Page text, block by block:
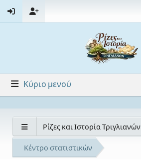
Κύριο μενού
Ρίζες και Ιστορία Τριγλιανών
Κέντρο στατιστικών